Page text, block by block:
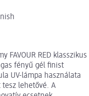
FAVOUR RED klasszikus
fényű gél finist
UV-lámpa használata
lehetővé. A